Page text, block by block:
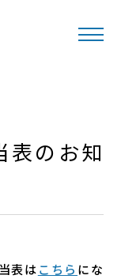
表のお知
表はこちら にな